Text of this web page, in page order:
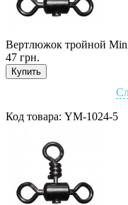
Вертлюжок тройной
47 грн.
Купить
Код товара: YM-1024-5